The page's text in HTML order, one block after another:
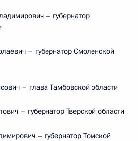
– губернатор
– губернатор Смоленской
– глава Тамбовской области
– губернатор Тверской области
– губернатор Томской